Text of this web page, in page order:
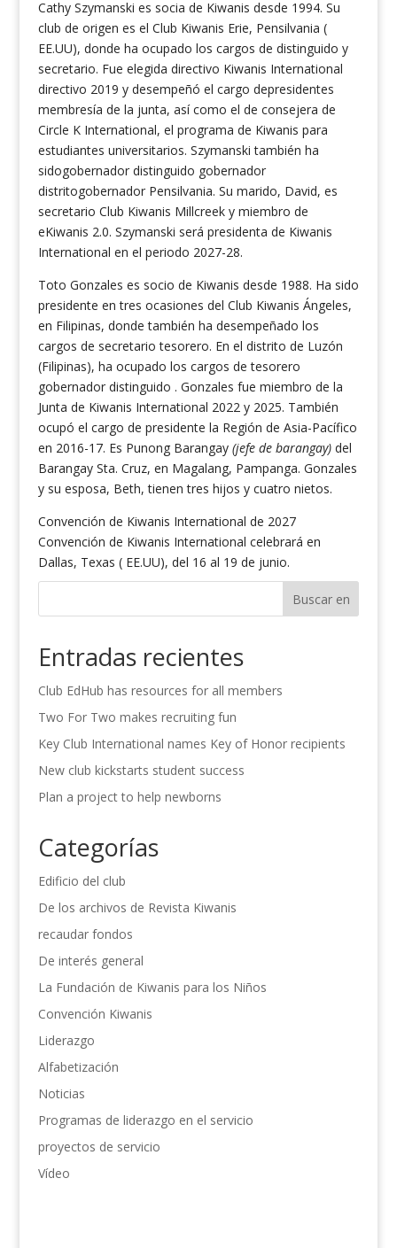
Cathy Szymanski es socia de Kiwanis desde 1994. Su
club de origen es el Club Kiwanis Erie, Pensilvania (
EE.UU), donde ha ocupado los cargos de distinguido y
secretario. Fue elegida directivo Kiwanis International
directivo 2019 y desempeñó el cargo depresidentes
membresía de la junta, así como el de consejera de
Circle K International, el programa de Kiwanis para
estudiantes universitarios. Szymanski también ha
sidogobernador distinguido gobernador
distritogobernador Pensilvania. Su marido, David, es
secretario Club Kiwanis Millcreek y miembro de
eKiwanis 2.0. Szymanski será presidenta de Kiwanis
International en el periodo 2027-28.
Toto Gonzales es socio de Kiwanis desde 1988. Ha sido
presidente en tres ocasiones del Club Kiwanis Ángeles,
en Filipinas, donde también ha desempeñado los
cargos de secretario tesorero. En el distrito de Luzón
(Filipinas), ha ocupado los cargos de tesorero
gobernador distinguido . Gonzales fue miembro de la
Junta de Kiwanis International 2022 y 2025. También
ocupó el cargo de presidente la Región de Asia-Pacífico
en 2016-17. Es Punong Barangay (jefe de barangay)del
Barangay Sta. Cruz, en Magalang, Pampanga. Gonzales
y su esposa, Beth, tienen tres hijos y cuatro nietos.
Convención de Kiwanis International de 2027
Convención de Kiwanis International celebrará en
Dallas, Texas ( EE.UU), del 16 al 19 de junio.
Buscar en
Entradas recientes
Club EdHub has resources for all members
Two For Two makes recruiting fun
Key Club International names Key of Honor recipients
New club kickstarts student success
Plan a project to help newborns
Categorías
Edificio del club
De los archivos de Revista Kiwanis
recaudar fondos
De interés general
La Fundación de Kiwanis para los Niños
Convención Kiwanis
Liderazgo
Alfabetización
Noticias
Programas de liderazgo en el servicio
proyectos de servicio
Vídeo